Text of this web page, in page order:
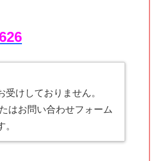
受けしておりません。
はお問い合わせフォーム